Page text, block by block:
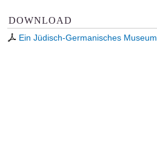
DOWNLOAD
Ein Jüdisch-Germanisches Museum